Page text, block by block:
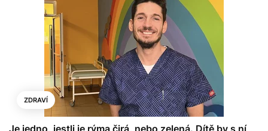
ZDRAVÍ
Je jedno, jestli je rýma čirá, nebo zelená. Dítě by s ní